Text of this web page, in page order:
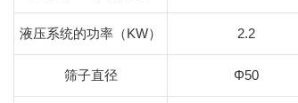
液压系统的功率（KW） 2.2
筛子直径 Φ50